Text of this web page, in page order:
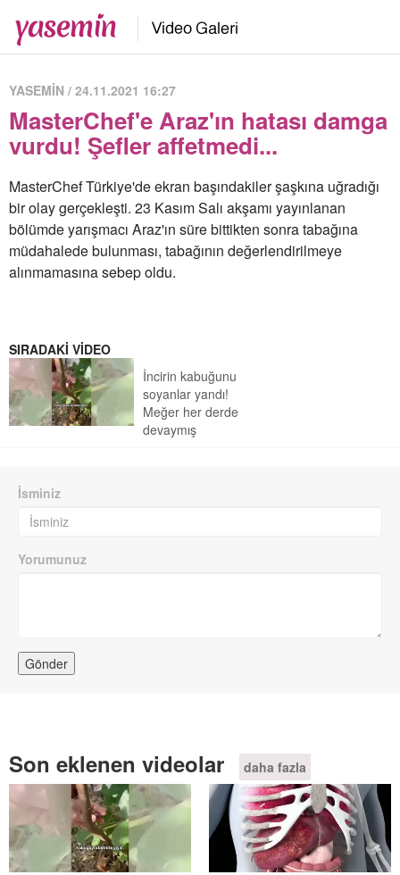
YASEMİN / 24.11.2021 16:27
MasterChef'e Araz'ın hatası damga
vurdu! Şefler affetmedi...
MasterChef Türkiye'de ekran başındakiler şaşkına uğradığı
bir olay gerçekleşti. 23 Kasım Salı akşamı yayınlanan
bölümde yarışmacı Araz'ın süre bittikten sonra tabağına
müdahalede bulunması, tabağının değerlendirilmeye
alınmamasına sebep oldu.
SIRADAKİ VİDEO
İncirin kabuğunu
soyanlar yandı!
Meğer her derde
devaymış
İsminiz
Yorumunuz
Son eklenen videolar daha fazla